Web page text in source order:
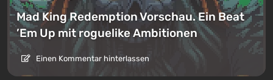
Mad King Redemption Vorschau. Ein Beat
’Em Up mit roguelike Ambitionen
Einen Kommentar hinterlassen